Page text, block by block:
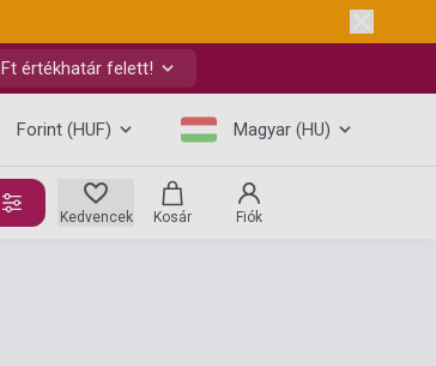
értékhatár felett!
Forint (HUF) Magyar (HU)
Kedvencek Kosár Fiók